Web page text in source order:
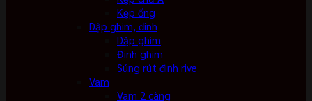
Kẹp ống
Dập ghim, đinh
Dập ghim
Đinh ghim
Súng rút đinh rive
Vam
Vam 2 càng